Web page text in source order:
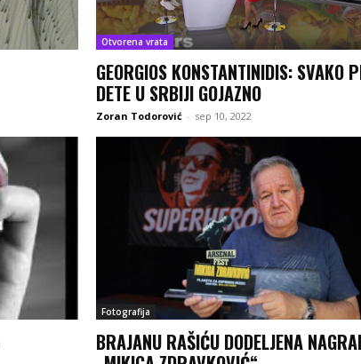
Otvorena vrata
GEORGIOS KONSTANTINIDIS: SVAKO
DETE U SRBIJI GOJAZNO
Zoran Todorović - sep 10, 2022
Fotografija
BRAJANU RAŠIĆU DODELJENA